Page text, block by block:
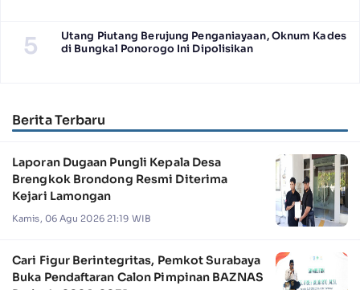
5
Utang Piutang Berujung Penganiayaan, Oknum Kades
di Bungkal Ponorogo Ini Dipolisikan
Berita Terbaru
Laporan Dugaan Pungli Kepala Desa
Brengkok Brondong Resmi Diterima
Kejari Lamongan
Kamis, 06 Agu 2026 21:19 WIB
Cari Figur Berintegritas, Pemkot Surabaya
Buka Pendaftaran Calon Pimpinan BAZNAS